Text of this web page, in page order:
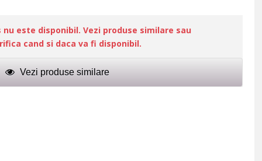
este disponibil. Vezi produse similare sau
cand si daca va fi disponibil.
Vezi produse similare